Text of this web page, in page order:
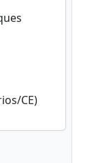
CE)